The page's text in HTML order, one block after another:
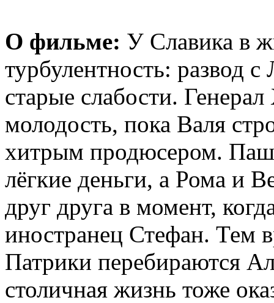
О фильме: У Славика в
турбулентность: развод
старые слабости.
молодость, пока Валя
хитрым продюсером.
лёгкие деньги, а Рома и
друг друга в момент,
иностранец Стефан. Тем
Патрики перебираются
столичная жизнь тоже